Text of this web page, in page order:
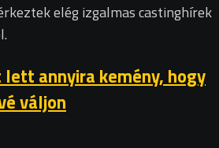
elég izgalmas castinghírek
annyira kemény, hogy
váljon